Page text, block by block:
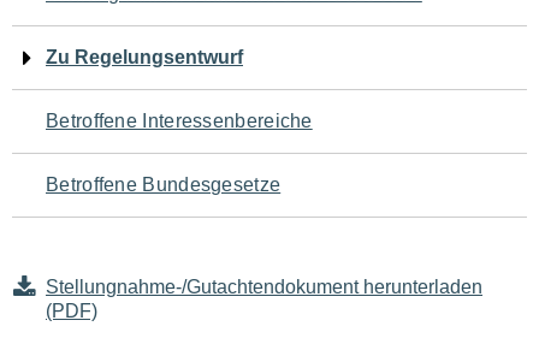
für
den
Seiteninhalt
Zu Regelungsentwurf
Betroffene Interessenbereiche
Betroffene Bundesgesetze
Stellungnahme-/Gutachtendokument herunterladen
(PDF)